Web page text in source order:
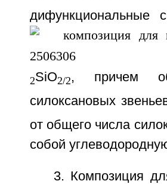
дифункциональные
2SiO2/2, причем
силоксановых
от общего числа
собой
3. Композиция